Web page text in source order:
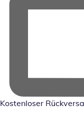
Kostenloser